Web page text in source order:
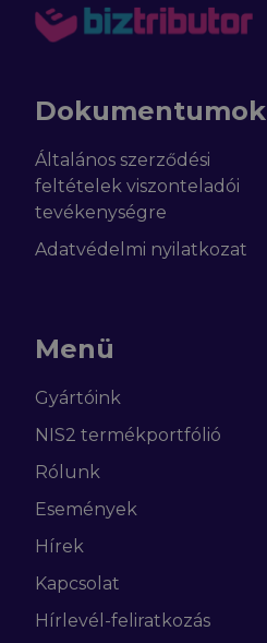
Dokumentumok
Általános szerződési
feltételek viszonteladói
tevékenységre
Adatvédelmi nyilatkozat
Menü
Gyártóink
NIS2 termékportfólió
Rólunk
Események
Hírek
Kapcsolat
Hírlevél-feliratkozás